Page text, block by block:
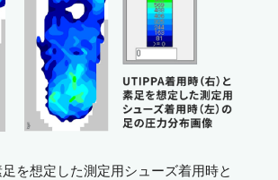
を想定した測定用シューズ着用時と